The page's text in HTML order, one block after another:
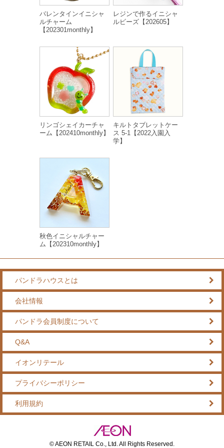
バレンタインイニシャ
ルチャーム
【202301monthly】
レジンで作るイニシャ
ルビーズ【202605】
リンゴシェイカーチャ
ーム【202410monthly】
キルトタブレットケー
ス 5-1【2022入園入
学】
秋色イニシャルチャー
ム【202310monthly】
パンドラハウスとは
会社情報
パンドラ会員制度について
Q&A
イオンリテール
プライバシーポリシー
利用規約
© AEON RETAIL Co., Ltd. All Rights Reserved.